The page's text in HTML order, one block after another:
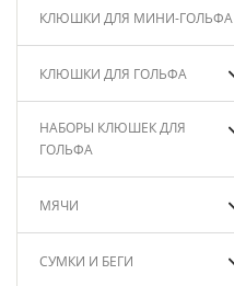
КЛЮШКИ ДЛЯ МИНИ-ГОЛЬФА
КЛЮШКИ ДЛЯ ГОЛЬФА
НАБОРЫ КЛЮШЕК ДЛЯ
ГОЛЬФА
МЯЧИ
СУМКИ И БЕГИ